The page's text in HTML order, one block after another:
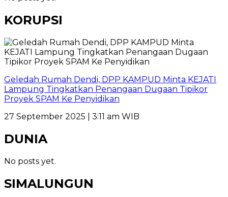
KORUPSI
Geledah Rumah Dendi, DPP KAMPUD Minta KEJATI
Lampung Tingkatkan Penangaan Dugaan Tipikor
Proyek SPAM Ke Penyidikan
27 September 2025 | 3:11 am WIB
DUNIA
No posts yet.
SIMALUNGUN